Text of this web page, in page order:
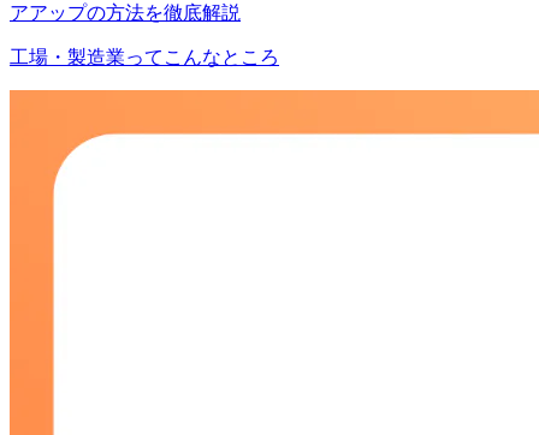
アアップの方法を徹底解説
工場・製造業ってこんなところ